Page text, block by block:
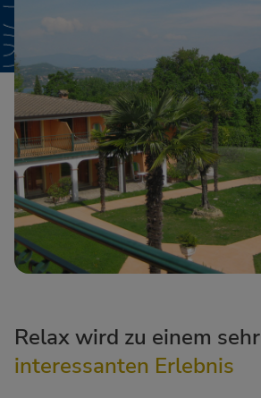
Relax wird zu einem sehr
interessanten Erlebnis